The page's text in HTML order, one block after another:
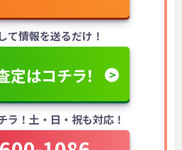
て情報を送るだけ！
定はコチラ！
ラ！土・日・祝も対応！